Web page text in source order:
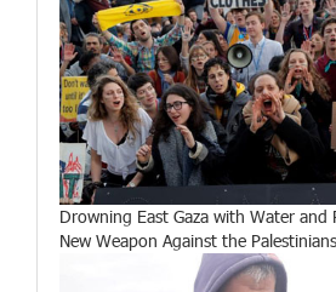
Drowning East Gaza with Water and
New Weapon Against the